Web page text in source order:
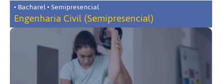
• Bacharel • Semipresencial
Engenharia Civil (Semipresencial)